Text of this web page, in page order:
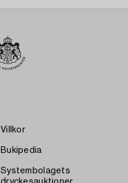
Villkor
Bukipedia
Systembolagets